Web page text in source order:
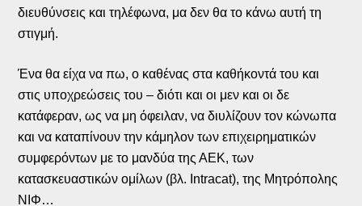
διευθύνσεις και τηλέφωνα, μα δεν θα το κάνω αυτή τη
στιγμή.
Ένα θα είχα να πω, ο καθένας στα καθήκοντά του και
στις υποχρεώσεις του – διότι και οι μεν και οι δε
κατάφεραν, ως να μη όφειλαν, να διυλίζουν τον κώνωπα
και να καταπίνουν την κάμηλον των επιχειρηματικών
συμφερόντων με το μανδύα της ΑΕΚ, των
κατασκευαστικών ομίλων (βλ. Intracat), της Μητρόπολης
ΝΙΦ…